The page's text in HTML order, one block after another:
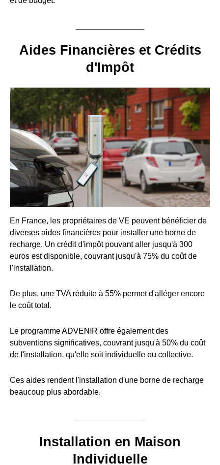
Aides Financières et Crédits
d'Impôt
En France, les propriétaires de VE peuvent bénéficier de
diverses aides financières pour installer une borne de
recharge. Un crédit d'impôt pouvant aller jusqu'à 300
euros est disponible, couvrant jusqu'à 75% du coût de
l'installation.
De plus, une TVA réduite à 55% permet d'alléger encore
le coût total.
Le programme ADVENIR offre également des
subventions significatives, couvrant jusqu'à 50% du coût
de l'installation, qu'elle soit individuelle ou collective.
Ces aides rendent l'installation d'une borne de recharge
beaucoup plus abordable.
Installation en Maison
Individuelle